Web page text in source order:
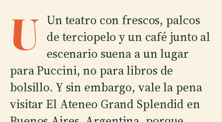
U Un teatro con frescos, palcos
de terciopelo y un café junto al
escenario suena a un lugar
para Puccini, no para libros de
bolsillo. Y sin embargo, vale la pena
visitar El Ateneo Grand Splendid en